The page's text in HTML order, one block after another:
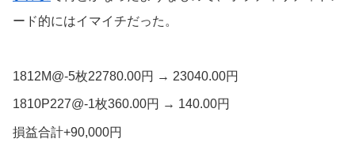
ード的にはイマイチだった。
1812M@-5枚22780.00円 → 23040.00円
1810P227@-1枚360.00円 → 140.00円
損益合計+90,000円